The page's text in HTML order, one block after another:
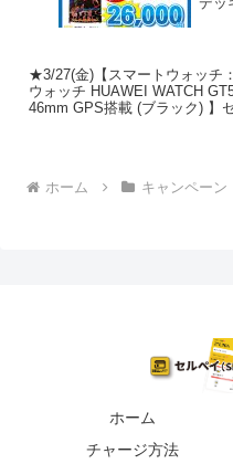
★3/27(金)【スマートウォッチ
ウォッチ HUAWEI WATCH
46mm GPS搭載 (ブラック) 】
ホーム キャンペーン
ホーム
チャージ方法